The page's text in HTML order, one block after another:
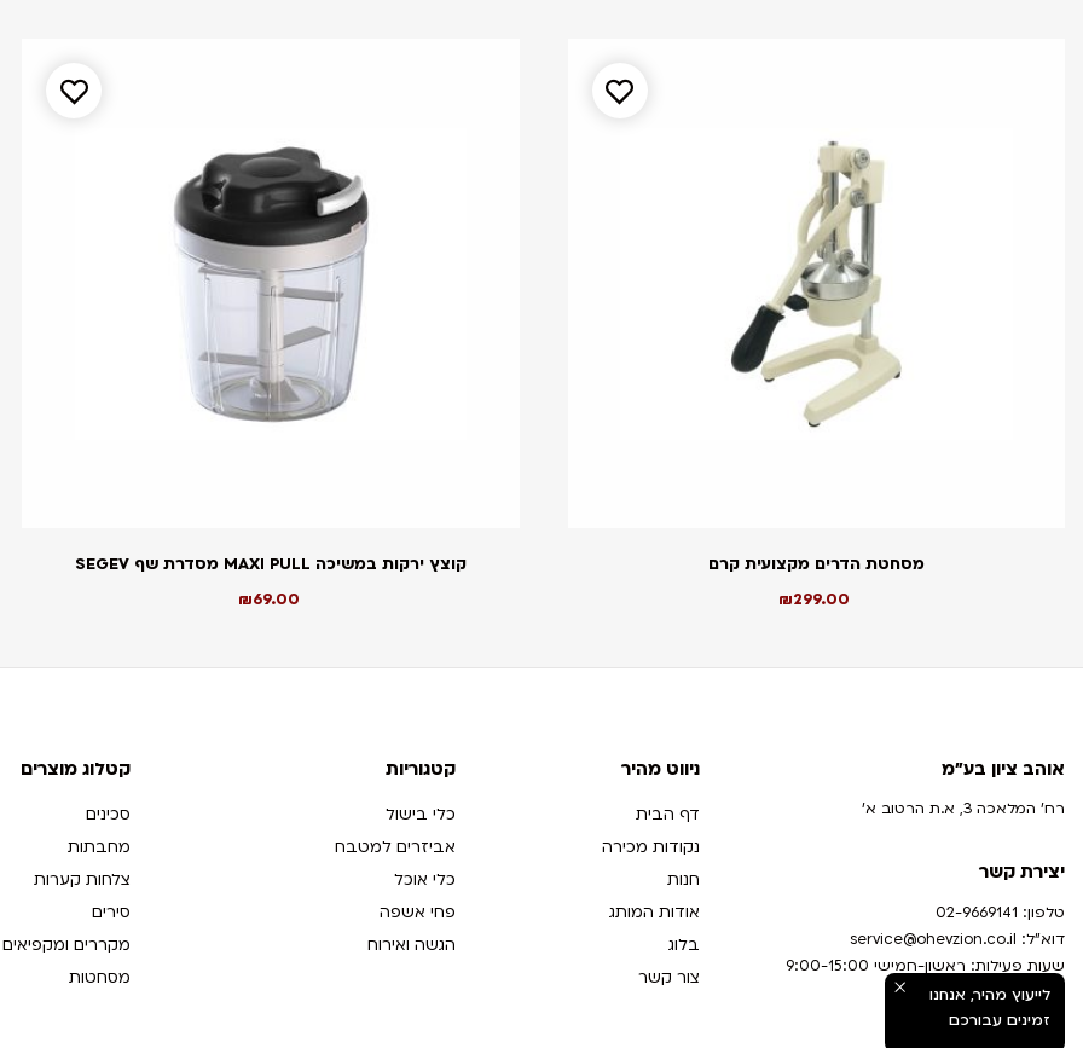
מסחטת הדרים מקצועית קרם
299.00
₪
קוצץ ירקות במשיכה MAXI PULL מסדרת שף SEGEV
69.00
₪
אוהב ציון בע"מ
רח' המלאכה 3, א.ת הרטוב א'
יצירת קשר
טלפון: 02-9669141
דוא”ל: service@ohevzion.co.il
שעות פעילות: ראשון-חמישי 9:00-15:00
ניווט מהיר
דף הבית
נקודות מכירה
חנות
אודות המותג
בלוג
צור קשר
קטגוריות
כלי בישול
אביזרים למטבח
כלי אוכל
פחי אשפה
הגשה ואירוח
קטלוג מוצרים
סכינים
מחבתות
צלחות קערות
סירים
מקררים ומקפיאים
מסחטות
לייעוץ מהיר, אנחנו
זמינים עבורכם